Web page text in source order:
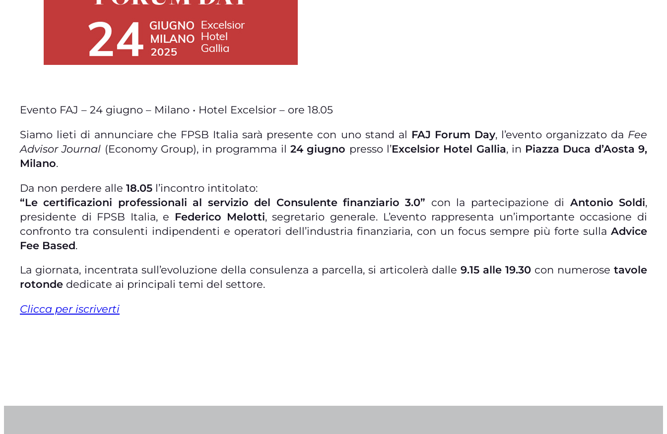
Evento FAJ – 24 giugno – Milano • Hotel Excelsior – ore 18.05
Siamo lieti di annunciare che FPSB Italia sarà presente con uno stand al FAJ Forum Day, l’evento organizzato da Fee
Advisor Journal (Economy Group), in programma il24 giugno presso l’Excelsior Hotel Gallia, in Piazza Duca d’Aosta 9,
Milano.
Da non perdere alle 18.05 l’incontro intitolato:
“Le certificazioni professionali al servizio del Consulente finanziario 3.0” con la partecipazione di Antonio Soldi,
presidente di FPSB Italia, e Federico Melotti, segretario generale. L’evento rappresenta un’importante occasione di
confronto tra consulenti indipendenti e operatori dell’industria finanziaria, con un focus sempre più forte sulla Advice
Fee Based.
La giornata, incentrata sull’evoluzione della consulenza a parcella, si articolerà dalle 9.15 alle 19.30 con numerose tavole
rotonde dedicate ai principali temi del settore.
Clicca per iscriverti